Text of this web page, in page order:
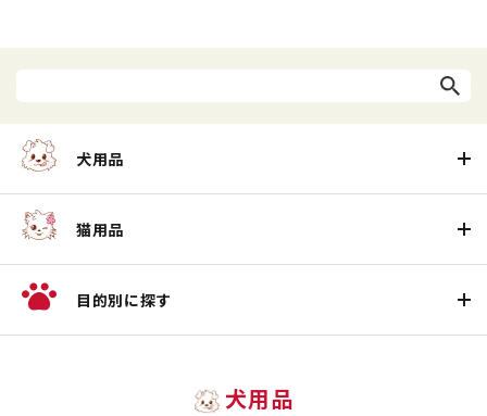
犬用品
猫用品
目的別に探す
犬用品